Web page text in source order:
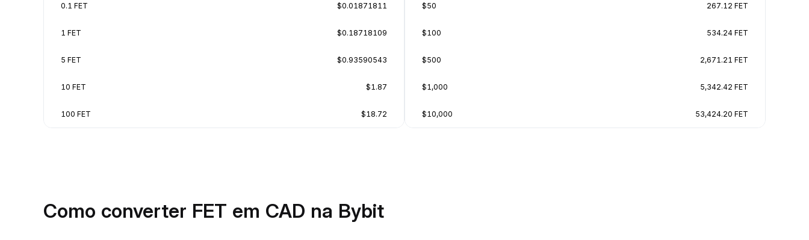
0.1 FET $0.01871811
1 FET $0.18718109
5 FET $0.93590543
10 FET $1.87
100 FET $18.72
$50 267.12 FET
$100 534.24 FET
$500 2,671.21 FET
$1,000 5,342.42 FET
$10,000 53,424.20 FET
Como converter FET em CAD na Bybit